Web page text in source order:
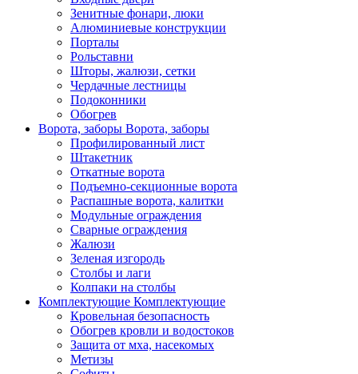
Зенитные фонари, люки
Алюминиевые конструкции
Порталы
Рольставни
Шторы, жалюзи, сетки
Чердачные лестницы
Подоконники
Обогрев
Ворота, заборы Ворота, заборы
Профилированный лист
Штакетник
Откатные ворота
Подъемно-секционные ворота
Распашные ворота, калитки
Модульные ограждения
Сварные ограждения
Жалюзи
Зеленая изгородь
Столбы и лаги
Колпаки на столбы
Комплектующие Комплектующие
Кровельная безопасность
Обогрев кровли и водостоков
Защита от мха, насекомых
Метизы